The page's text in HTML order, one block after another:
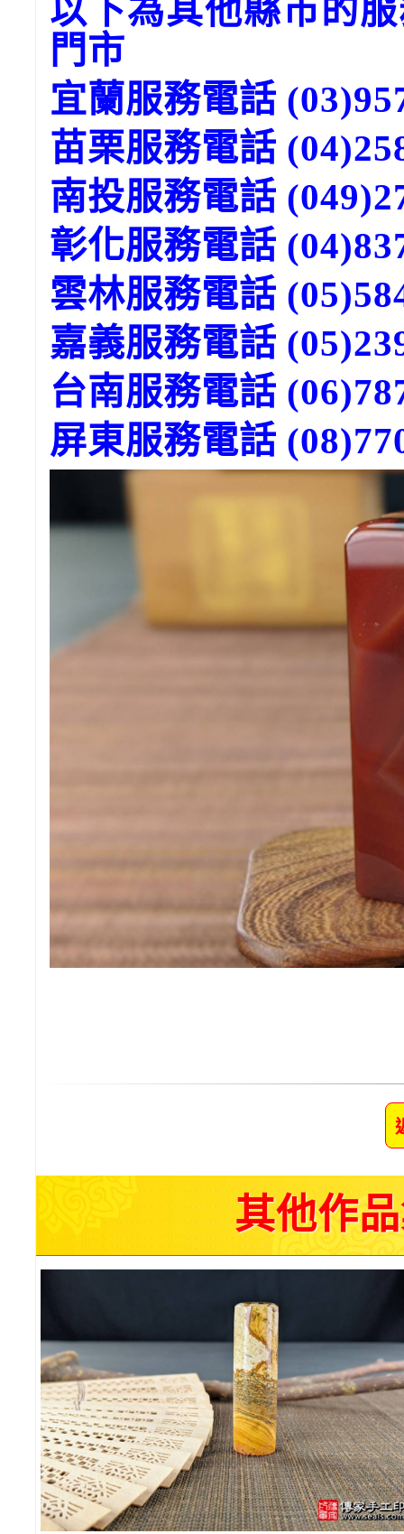
以下為其他縣市的
門市
宜蘭服務電話
苗栗服務電話
南投服務電話
彰化服務電話
雲林服務電話
嘉義服務電話
台南服務電話
屏東服務電話
其他作